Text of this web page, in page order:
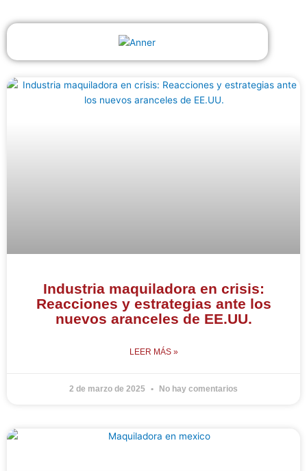
Industria maquiladora en crisis:
Reacciones y estrategias ante los
nuevos aranceles de EE.UU.
LEER MÁS »
2 de marzo de 2025 No hay comentarios